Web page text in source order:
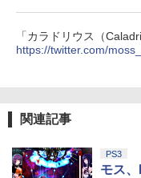
「カラドリウス（
https://twitter.com/
関連記事
PS3
モス、